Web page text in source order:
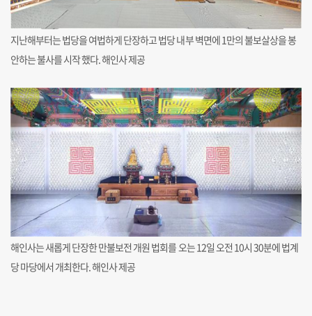
지난해부터는 법당을 여법하게 단장하고 법당 내부 벽면에 1만의 불보살상을 봉
안하는 불사를 시작 했다. 해인사 제공
해인사는 새롭게 단장한 만불보전 개원 법회를 오는 12일 오전 10시 30분에 법계
당 마당에서 개최한다. 해인사 제공